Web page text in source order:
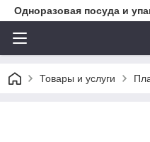
Одноразовая посуда и
Товары и услуги